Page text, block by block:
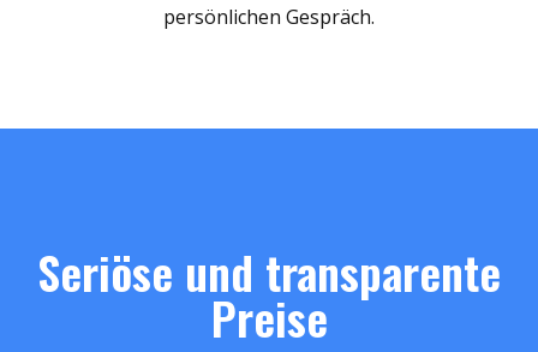
persönlichen Gespräch.
Seriöse und transparente
Preise